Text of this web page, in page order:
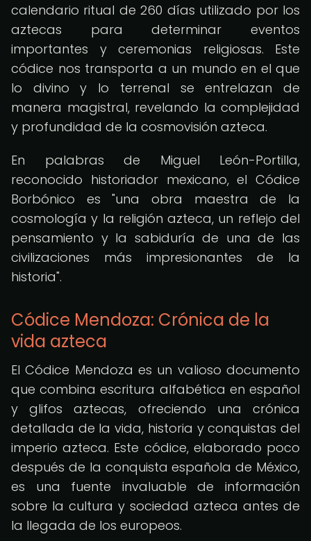
calendario ritual de 260 días utilizado por los
aztecas para determinar eventos
importantes y ceremonias religiosas. Este
códice nos transporta a un mundo en el que
lo divino y lo terrenal se entrelazan de
manera magistral, revelando la complejidad
y profundidad de la cosmovisión azteca.
En palabras de Miguel León-Portilla,
reconocido historiador mexicano, el Códice
Borbónico es "una obra maestra de la
cosmología y la religión azteca, un reflejo del
pensamiento y la sabiduría de una de las
civilizaciones más impresionantes de la
historia".
Códice Mendoza: Crónica de la
vida azteca
El Códice Mendoza es un valioso documento
que combina escritura alfabética en español
y glifos aztecas, ofreciendo una crónica
detallada de la vida, historia y conquistas del
imperio azteca. Este códice, elaborado poco
después de la conquista española de México,
es una fuente invaluable de información
sobre la cultura y sociedad azteca antes de
la llegada de los europeos.